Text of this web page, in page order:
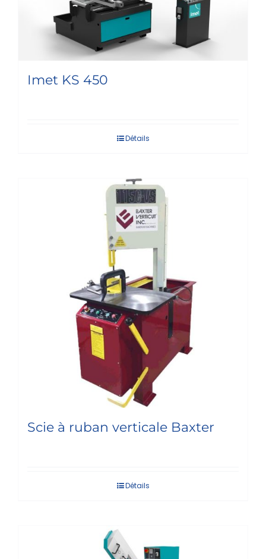
Imet KS 450
Détails
Scie à ruban verticale Baxter
Détails